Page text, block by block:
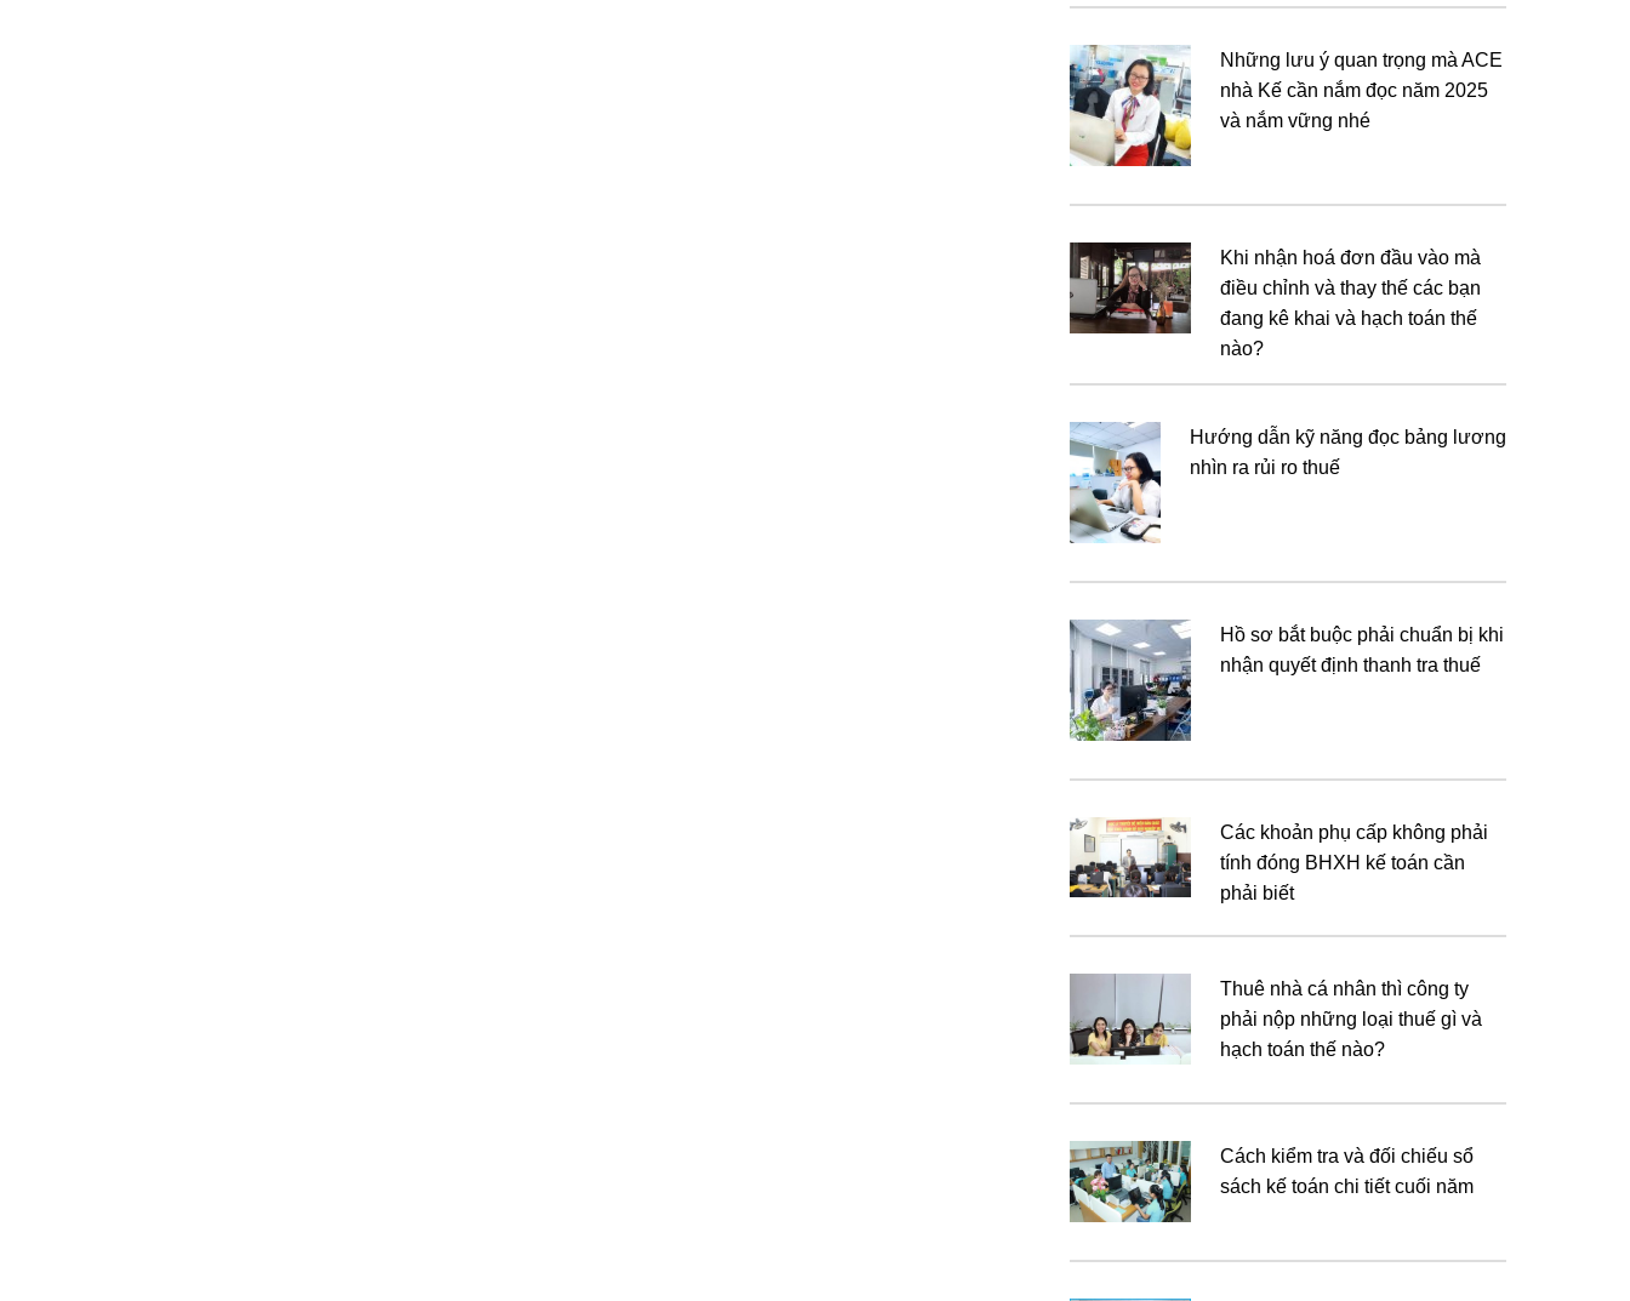
Những lưu ý quan trọng mà ACE
nhà Kế cần nắm đọc năm 2025
và nắm vững nhé
Khi nhận hoá đơn đầu vào mà
điều chỉnh và thay thế các bạn
đang kê khai và hạch toán thế
nào?
Hướng dẫn kỹ năng đọc bảng lương
nhìn ra rủi ro thuế
Hồ sơ bắt buộc phải chuẩn bị khi
nhận quyết định thanh tra thuế
Các khoản phụ cấp không phải
tính đóng BHXH kế toán cần
phải biết
Thuê nhà cá nhân thì công ty
phải nộp những loại thuế gì và
hạch toán thế nào?
Cách kiểm tra và đối chiếu sổ
sách kế toán chi tiết cuối năm